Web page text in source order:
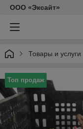
ООО «Эксайт»
Товары и услуги
Топ продаж